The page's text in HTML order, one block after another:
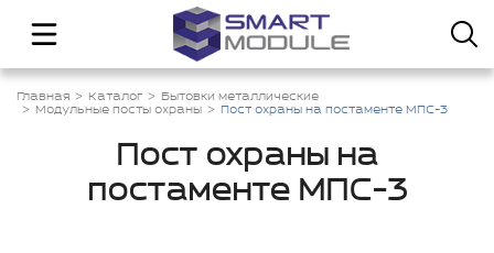
Главная Каталог
Бытовки металлические
Модульные посты охраны
Пост охраны на постаменте МПС-3
Пост охраны на
постаменте МПС-3